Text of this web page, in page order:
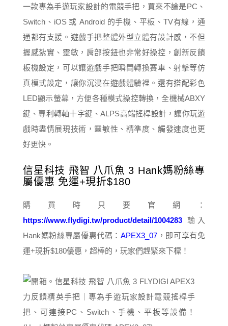
一款專為手遊玩家設計的電競手把，買來不論是PC、
Switch、iOS 或 Android 的手機、平板、TV有線，通
通都有支援。遊戲手把整體外型立體有設計感，不但
握感紮實、靈敏，肩部按鈕也非常好操控，創新反饋
板機設定，可以讓遊戲手把瞬間轉換賽車、射擊等仿
真模式設定，讓你沉浸在遊戲體驗裡。還有搭配彩色
LED顯示螢幕，方便各種模式操控轉換，全機械ABXY
鍵、專利轉軸十字鍵、ALPS高端搖桿設計，讓你玩遊
戲時盡情展現技術，靈敏性、精準度、觸發速度也更
好更快。
信星科技 飛智 八爪魚 3 Hank媽粉絲專
屬優惠 免運+現折$180
購買時只要官網：
https://www.flydigi.tw/product/detail/1004283 輸入
Hank媽粉絲專屬優惠代碼：APEX3_07 ，即可享有免
運+現折$180優惠，超棒的，玩家們趕緊來下標！